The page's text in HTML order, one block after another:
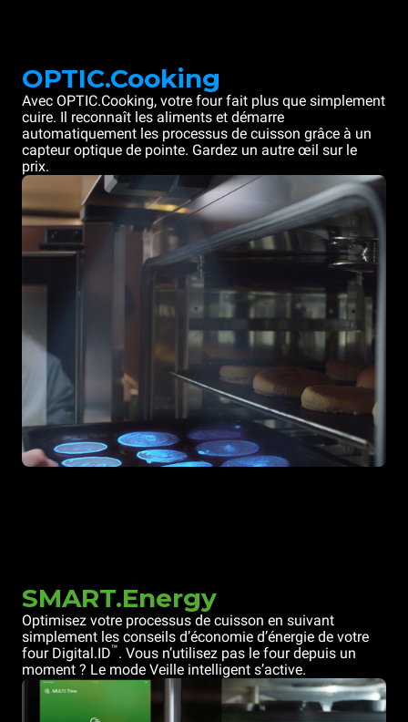
OPTIC.Cooking
Avec OPTIC.Cooking, votre four fait plus que simplement
cuire. Il reconnaît les aliments et démarre
automatiquement les processus de cuisson grâce à un
capteur optique de pointe. Gardez un autre œil sur le
prix.
SMART.Energy
Optimisez votre processus de cuisson en suivant
simplement les conseils d’économie d’énergie de votre
four Digital.ID™. Vous n’utilisez pas le four depuis un
moment ? Le mode Veille intelligent s’active.